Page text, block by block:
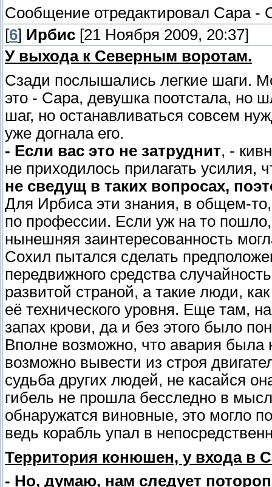
Сообщение отредактировал Сара-
[6] Ирбис [21 Ноября 2009, 20:37]
У выхода к Северным воротам.
Сзади послышались легкие шаги.
это - Сара, девушка поотстала, но
шаг, но останавливаться совсем
уже догнала его.
- Если вас это не затруднит, -
не приходилось прилагать усилия,
не сведущ в таких вопросах,
Для Ирбиса эти знания, в общем-
по профессии. Если уж на то
нынешняя заинтересованность
Сохил пытался сделать
передвижного средства
развитой страной, а такие люди,
её технического уровня. Еще там,
запах крови, да и без этого было
Вполне возможно, что авария была
возможно вывести из строя
судьба других людей, не касайся
гибель не прошла бесследно в
обнаружатся виновные, это могло
ведь корабль упал в
Территория конюшен, у входа в
- Но, думаю, нам следует